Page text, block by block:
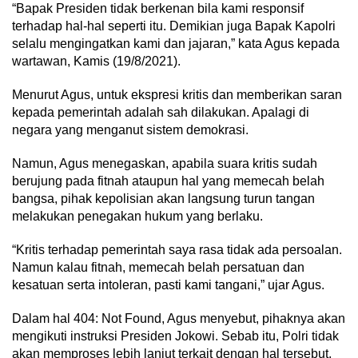
“Bapak Presiden tidak berkenan bila kami responsif
terhadap hal-hal seperti itu. Demikian juga Bapak Kapolri
selalu mengingatkan kami dan jajaran,” kata Agus kepada
wartawan, Kamis (19/8/2021).
Menurut Agus, untuk ekspresi kritis dan memberikan saran
kepada pemerintah adalah sah dilakukan. Apalagi di
negara yang menganut sistem demokrasi.
Namun, Agus menegaskan, apabila suara kritis sudah
berujung pada fitnah ataupun hal yang memecah belah
bangsa, pihak kepolisian akan langsung turun tangan
melakukan penegakan hukum yang berlaku.
“Kritis terhadap pemerintah saya rasa tidak ada persoalan.
Namun kalau fitnah, memecah belah persatuan dan
kesatuan serta intoleran, pasti kami tangani,” ujar Agus.
Dalam hal 404: Not Found, Agus menyebut, pihaknya akan
mengikuti instruksi Presiden Jokowi. Sebab itu, Polri tidak
akan memproses lebih lanjut terkait dengan hal tersebut.